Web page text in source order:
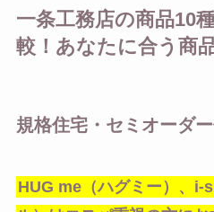
一条工務店の商品10
較！あなたに合う商
規格住宅・セミオーダ
HUG me（ハグミー）、i-